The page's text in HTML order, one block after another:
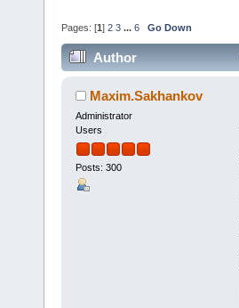
Pages: [1 ] 2 3 ... 6 Go Down
Author
Maxim.Sakhankov
Administrator
Users
Posts: 300